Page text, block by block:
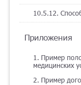
10.5.12.
Приложения
1. Пример
медицинских
2. Пример